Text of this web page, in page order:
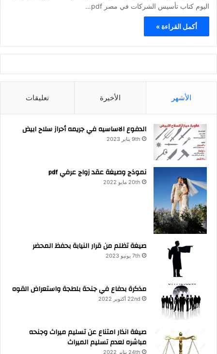
اليوم كتاب تأسيس الشركات في مصر pdf…
أكمل القراءة »
الأشهر الأخيرة تعليقات
الدفوع الاساسيه في جريمه أحراز سلاح ابيض
9th يناير 2023
نموذج وصيغة عقد زواج عرفي pdf
20th مايو 2022
صيغة تظلم من قرار النيابة بحفظ المحضر
7th يونيو 2023
مذكرة بدفاع في جنحة بلطجة واستعراض القوه
22nd أكتوبر 2022
صيغة انذار امتناع عن تسليم ميراث وجنحه
مباشره لعدم تسليم الميراث
24th يناير 2022